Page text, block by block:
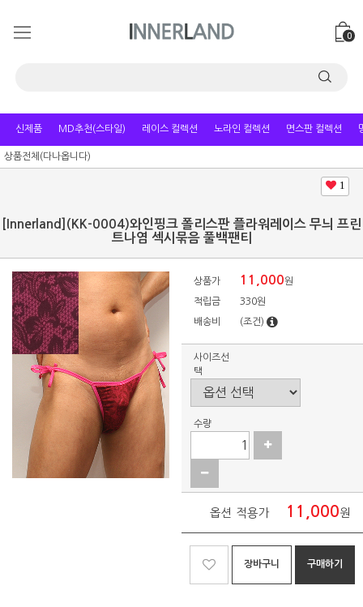
0
신제품 MD추천(스타일) 레이스 컬렉션 노라인 컬렉션 면스판 컬렉션
상품전체(다나옵니다)
1
[Innerland](KK-0004)와인핑크 폴리스판 플라워레이스 무늬 프린
트나염 섹시묶음 풀백팬티
상품가 11,000원
적립금 330원
배송비 (조건)
사이즈선
택
수량
옵션 적용가 11,000원
장바구니 구매하기